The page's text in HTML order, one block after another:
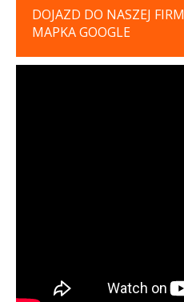
DOJAZD DO NASZEJ
MAPKA GOOGLE